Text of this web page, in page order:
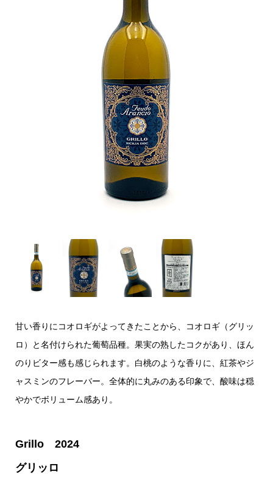
甘い香りにコオロギがよってきたことから、コオロギ（グリッ
ロ）と名付けられた葡萄品種。果実の熟したコクがあり、ほん
のりビター感も感じられます。白桃のような香りに、紅茶やジ
ャスミンのフレーバー。全体的に丸みのある印象で、酸味は穏
やかでボリューム感あり。
Grillo 2024
グリッロ